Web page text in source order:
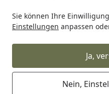
Sie können Ihre
Einstellungen anpassen
Ja,
Nein,
Startseite
RK Rk Motorradkette
RK Kette 420SB